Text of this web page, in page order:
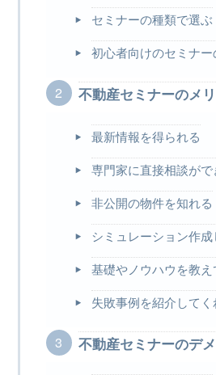
セミナーの種類で選ぶ
初心者向けのセミナー
不動産セミナーのメ
最新情報を得られる
専門家に直接相談がで
非公開の物件を知れる
シミュレーション作成
基礎やノウハウを教え
失敗事例を紹介してく
不動産セミナーのデ